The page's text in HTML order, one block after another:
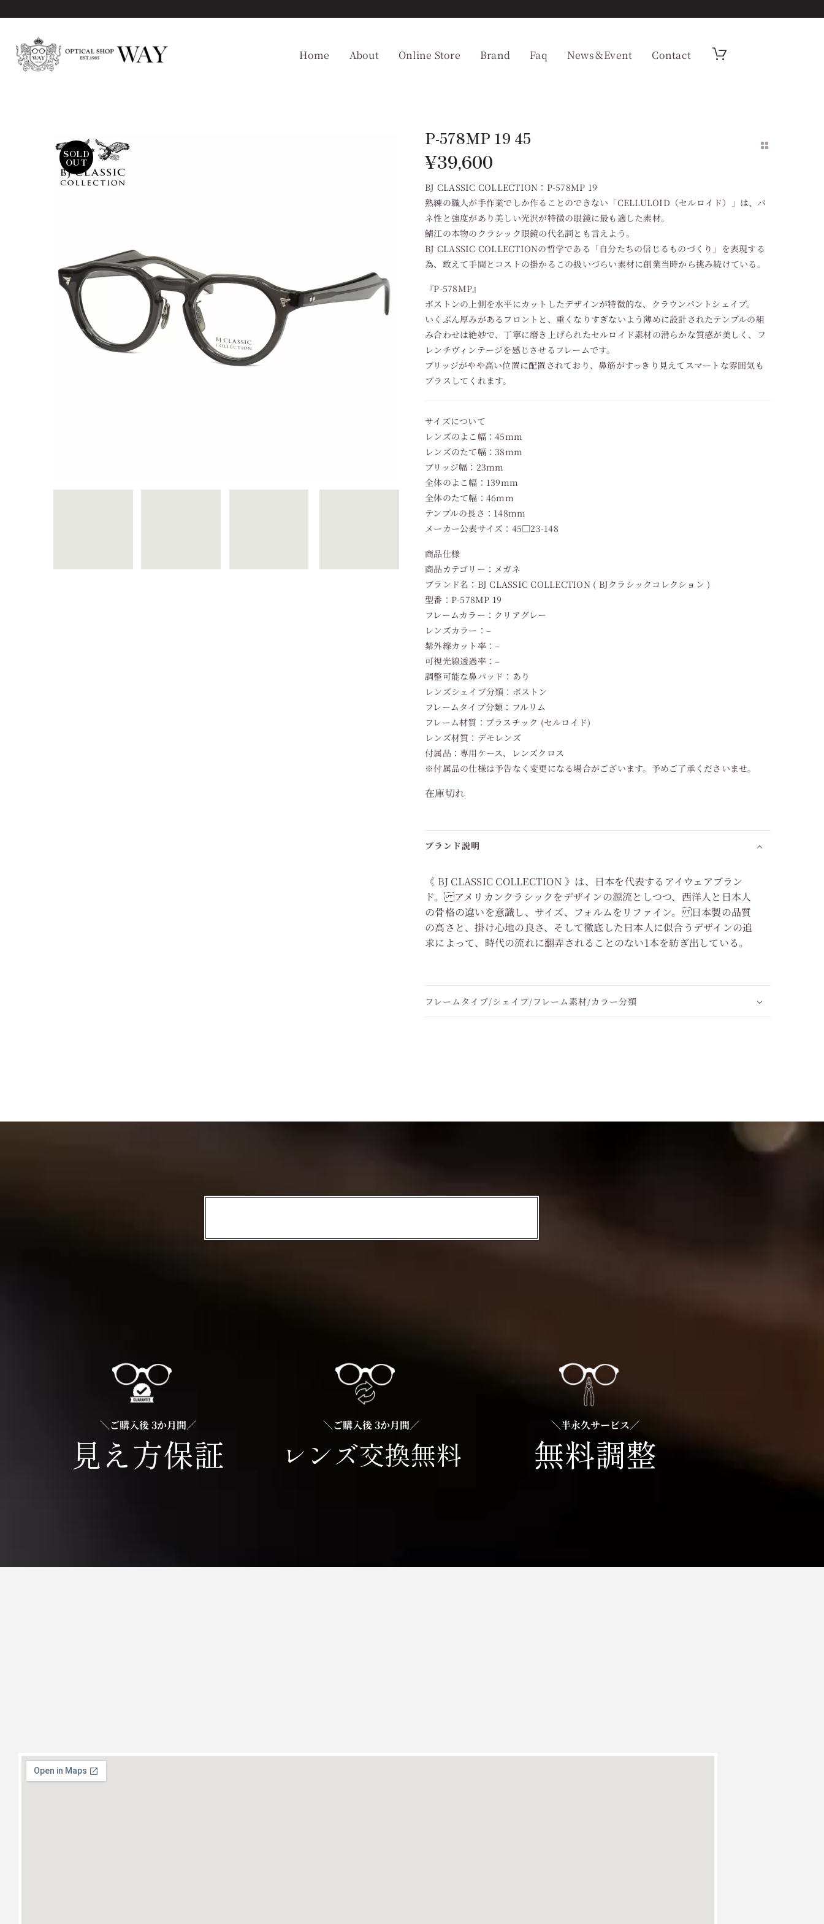
Home About Online Store Brand Faq News＆Event Contact
SOLD
OUT
P-578MP 19 45
¥39,600
BJ CLASSIC COLLECTION：P-578MP 19
熟練の職人が手作業でしか作ることのできない「CELLULOID（セルロイド）」は、バ
ネ性と強度があり美しい光沢が特徴の眼鏡に最も適した素材。
鯖江の本物のクラシック眼鏡の代名詞とも言えよう。
BJ CLASSIC COLLECTIONの哲学である「自分たちの信じるものづくり」を表現する
為、敢えて手間とコストの掛かるこの扱いづらい素材に創業当時から挑み続けている。
『P-578MP』
ボストンの上側を水平にカットしたデザインが特徴的な、クラウンパントシェイプ。
いくぶん厚みがあるフロントと、重くなりすぎないよう薄めに設計されたテンプルの組
み合わせは絶妙で、丁寧に磨き上げられたセルロイド素材の滑らかな質感が美しく、フ
レンチヴィンテージを感じさせるフレームです。
ブリッジがやや高い位置に配置されており、鼻筋がすっきり見えてスマートな雰囲気も
プラスしてくれます。
サイズについて
レンズのよこ幅：45mm
レンズのたて幅：38mm
ブリッジ幅：23mm
全体のよこ幅：139mm
全体のたて幅：46mm
テンプルの長さ：148mm
メーカー公表サイズ：45□23-148
商品仕様
商品カテゴリー：メガネ
ブランド名：BJ CLASSIC COLLECTION ( BJクラシックコレクション )
型番：P-578MP 19
フレームカラー：クリアグレー
レンズカラー：–
紫外線カット率：–
可視光線透過率：–
調整可能な鼻パッド：あり
レンズシェイプ分類：ボストン
フレームタイプ分類：フルリム
フレーム材質：プラスチック (セルロイド)
レンズ材質：デモレンズ
付属品：専用ケース、レンズクロス
※付属品の仕様は予告なく変更になる場合がございます。予めご了承くださいませ。
在庫切れ
ブランド説明
《 BJ CLASSIC COLLECTION 》は、日本を代表するアイウェアブラン
ド。 アメリカンクラシックをデザインの源流としつつ、西洋人と日本人
の骨格の違いを意識し、サイズ、フォルムをリファイン。 日本製の品質
の高さと、掛け心地の良さ、そして徹底した日本人に似合うデザインの追
求によって、時代の流れに翻弄されることのない1本を紡ぎ出している。
フレームタイプ/シェイプ/フレーム素材/カラー分類
＼ご購入後 3か月間／
見え方保証
＼ご購入後 3か月間／
レンズ交換無料
＼半永久サービス／
無料調整